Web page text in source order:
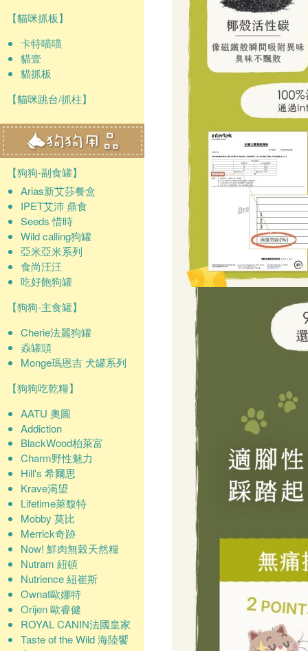
【貓咪抓板】
卡特喵喵
貓壹
貓抓板
【貓咪跳台/抓柱】
【狗狗-副食罐】
Arias新艾莎餐盒
IPET艾沛 鼎食
Seeds 惜時
Wild calling狗罐
亞米亞米系列
食尚汪汪
吃好飽狗罐
【狗狗-主食罐】
Cherie法麗狗罐
猋罐頭
Monge瑪恩吉 犬罐系列
【狗狗吃乾糧】
AATU 奧圖
Addiction
BlackWood柏萊富
Charm野性魅力
Hill's 希爾思
Krave渴望
Lifetime萊馥特
Mobby 莫比
Merrick奇跡
Now! 鮮肉無穀天然糧
Nutram 紐頓
Nutrience 紐崔斯
Ownat歐娜特
Orijen 歐睿健
ROYAL CANIN法國皇家
Taste of the Wild 海陸饗